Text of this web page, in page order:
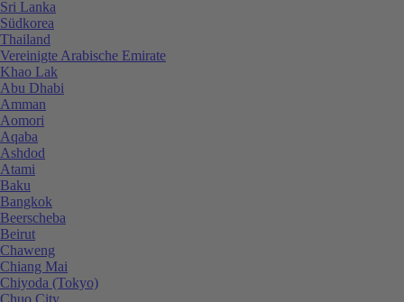
Sri Lanka
Südkorea
Thailand
Vereinigte Arabische Emirate
Khao Lak
Abu Dhabi
Amman
Aomori
Aqaba
Ashdod
Atami
Baku
Bangkok
Beerscheba
Beirut
Chaweng
Chiang Mai
Chiyoda (Tokyo)
Chuo City